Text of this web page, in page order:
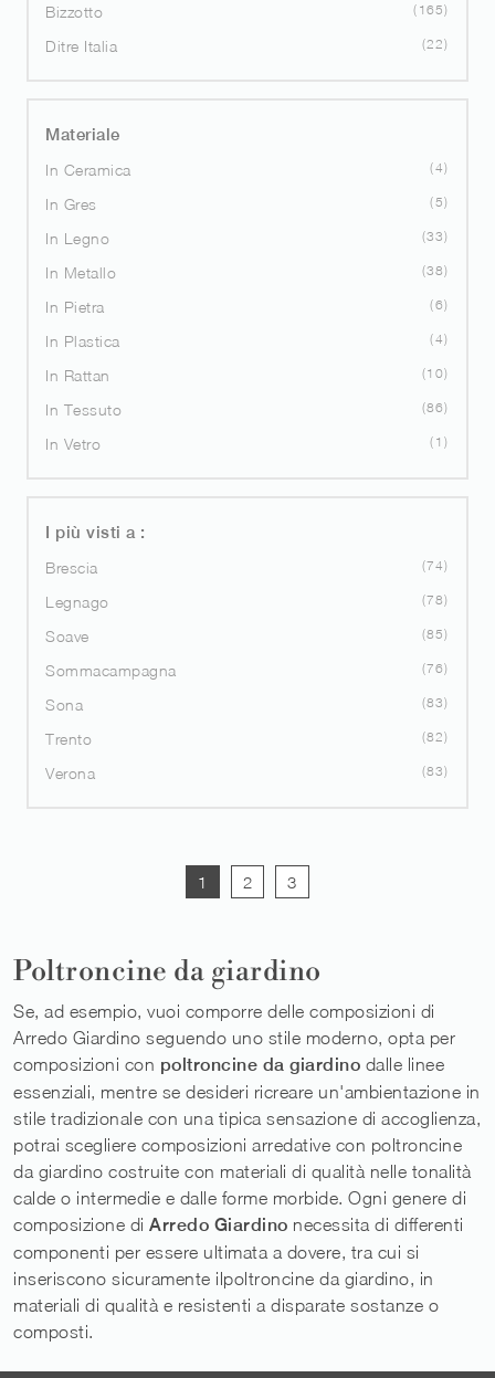
Bizzotto
165
Ditre Italia 22
Materiale
In Ceramica
4
In Gres 5
In Legno 33
In Metallo 38
In Pietra 6
In Plastica 4
In Rattan 10
In Tessuto 86
In Vetro 1
I più visti a :
Brescia
74
Legnago 78
Soave 85
Sommacampagna 76
Sona 83
Trento 82
Verona 83
1 2 3
Poltroncine da giardino
Se, ad esempio, vuoi comporre delle composizioni di
Arredo Giardino seguendo uno stile moderno, opta per
composizioni con poltroncine da giardino dalle linee
essenziali, mentre se desideri ricreare un'ambientazione in
stile tradizionale con una tipica sensazione di accoglienza,
potrai scegliere composizioni arredative con poltroncine
da giardino costruite con materiali di qualità nelle tonalità
calde o intermedie e dalle forme morbide. Ogni genere di
composizione di Arredo Giardino necessita di differenti
componenti per essere ultimata a dovere, tra cui si
inseriscono sicuramente ilpoltroncine da giardino, in
materiali di qualità e resistenti a disparate sostanze o
composti.